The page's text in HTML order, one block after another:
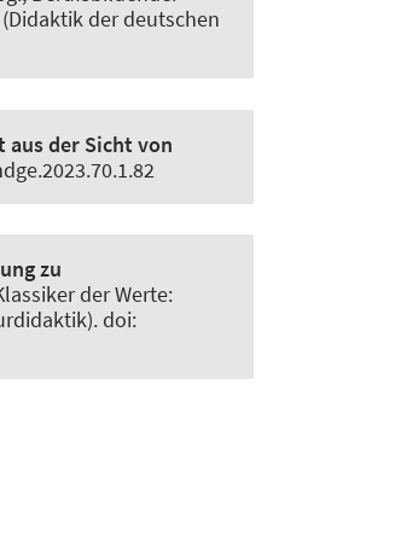
der deutschen
der Sicht von
zu
der Werte:
doi: